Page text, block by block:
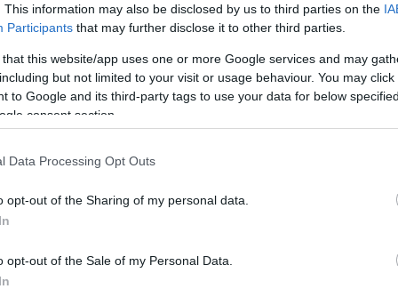
This information may also be disclosed by us to third parties on the
Participants that may further disclose it to other third parties.
that this website/app uses one or more Google services and may
but not limited to your visit or usage behaviour. You may
to Google and its third-party tags to use your data for below
consent section.
Data Processing Opt Outs
opt-out of the Sharing of my personal data.
opt-out of the Sale of my Personal Data.
és/vagy ördög híján csak a kritikai gondolkodás
pesszimizmussal, valós változásra
azok iránt, akik tudják és meg akarják
az érzékekhez és az értelemhez egyaránt
folyamatosan jelen lesz a darabban: rossz
az előadásban mindenki megkapja a magáét,